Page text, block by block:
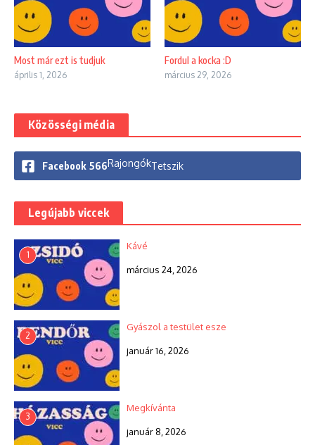
Most már ezt is tudjuk
április 1, 2026
Fordul a kocka :D
március 29, 2026
Közösségi média
Facebook 566RajongókTetszik
Legújabb viccek
1
Kávé
március 24, 2026
2
Gyászol a testület esze
január 16, 2026
3
Megkívánta
január 8, 2026